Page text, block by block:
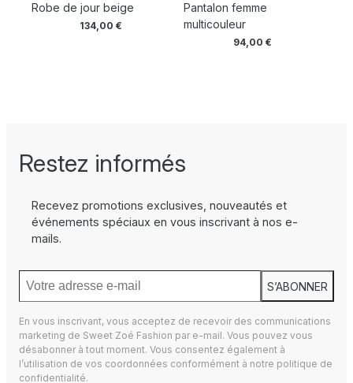
Robe de jour beige
134,00 €
Pantalon femme
multicouleur
94,00 €
Restez informés
Recevez promotions exclusives, nouveautés et
événements spéciaux en vous inscrivant à nos e-
mails.
S’ABONNER
En vous inscrivant, vous acceptez de recevoir des communications
marketing de Sweet Zoé Fashion par e-mail. Vous pouvez vous
désabonner à tout moment. Vous consentez également à
l’utilisation de vos coordonnées conformément à notre politique de
confidentialité.